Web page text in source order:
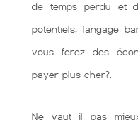
de temps perdu et
potentiels, langage
vous ferez des
payer plus cher?.
Ne vaut il pas